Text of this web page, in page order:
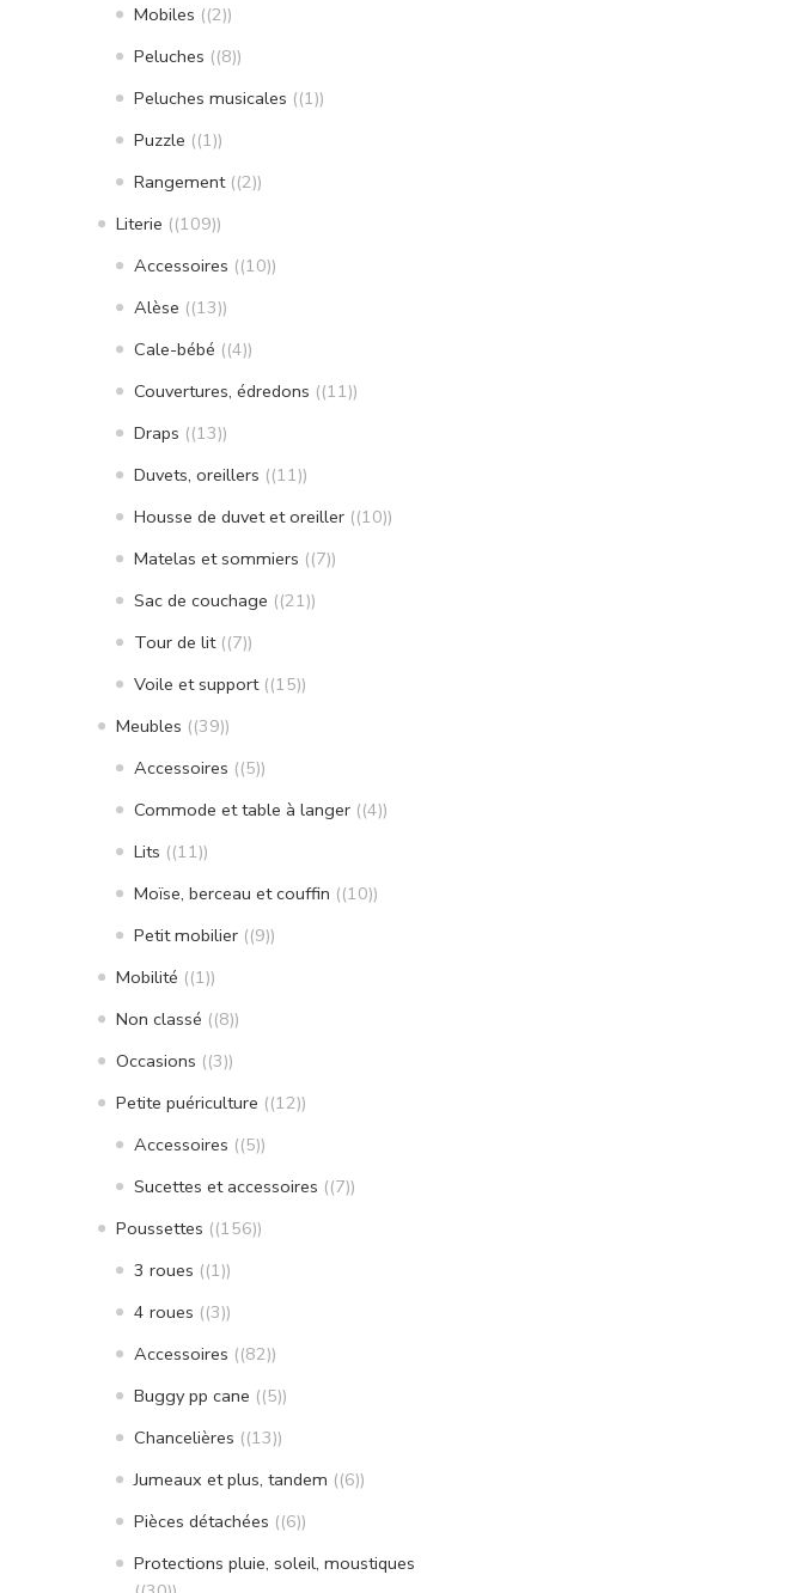
Mobiles (2)
Peluches (8)
Peluches musicales (1)
Puzzle (1)
Rangement (2)
Literie (109)
Accessoires (10)
Alèse (13)
Cale-bébé (4)
Couvertures, édredons (11)
Draps (13)
Duvets, oreillers (11)
Housse de duvet et oreiller (10)
Matelas et sommiers (7)
Sac de couchage (21)
Tour de lit (7)
Voile et support (15)
Meubles (39)
Accessoires (5)
Commode et table à langer (4)
Lits (11)
Moïse, berceau et couffin (10)
Petit mobilier (9)
Mobilité (1)
Non classé (8)
Occasions (3)
Petite puériculture (12)
Accessoires (5)
Sucettes et accessoires (7)
Poussettes (156)
3 roues (1)
4 roues (3)
Accessoires (82)
Buggy pp cane (5)
Chancelières (13)
Jumeaux et plus, tandem (6)
Pièces détachées (6)
Protections pluie, soleil, moustiques